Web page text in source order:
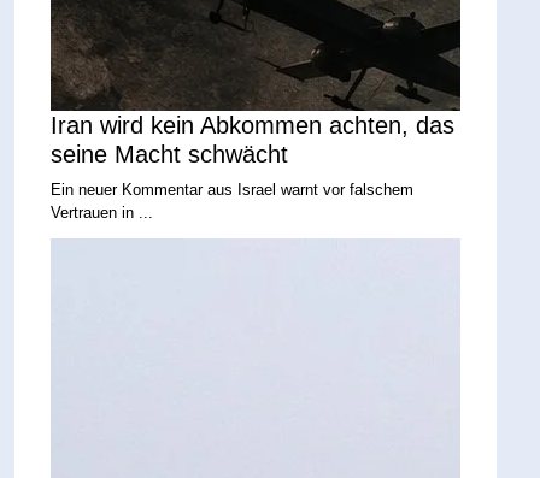
Iran wird kein Abkommen achten, das
seine Macht schwächt
Ein neuer Kommentar aus Israel warnt vor falschem
Vertrauen in ...